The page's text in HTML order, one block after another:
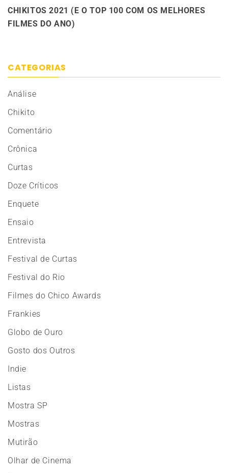
CHIKITOS 2021 (E O TOP 100 COM OS MELHORES
FILMES DO ANO)
CATEGORIAS
Análise
Chikito
Comentário
Crônica
Curtas
Doze Críticos
Enquete
Ensaio
Entrevista
Festival de Curtas
Festival do Rio
Filmes do Chico Awards
Frankies
Globo de Ouro
Gosto dos Outros
Indie
Listas
Mostra SP
Mostras
Mutirão
Olhar de Cinema